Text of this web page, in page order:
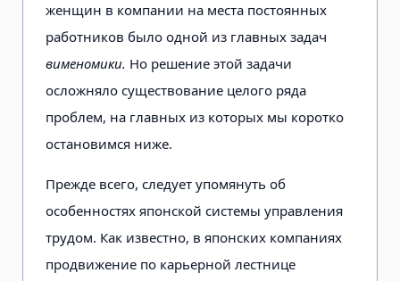
женщин в компании на места постоянных
работников было одной из главных задач
вименомики. Но решение этой задачи
осложняло существование целого ряда
проблем, на главных из которых мы коротко
остановимся ниже.
Прежде всего, следует упомянуть об
особенностях японской системы управления
трудом. Как известно, в японских компаниях
продвижение по карьерной лестнице